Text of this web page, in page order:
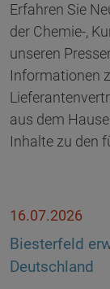
Erfahren Sie
der Chemie-,
unseren
Informationen
aus dem
Inhalte zu den
16.07.2026
Biesterfeld
Deutschland